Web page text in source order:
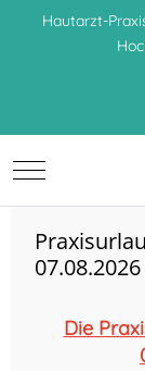
Hautarzt-
Mobile Menu
07.08.2026
Die